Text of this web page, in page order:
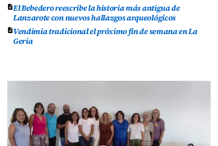
El Bebedero reescribe la historia más antigua de
Lanzarote con nuevos hallazgos arqueológicos
Vendimia tradicional el próximo fin de semana en La
Geria